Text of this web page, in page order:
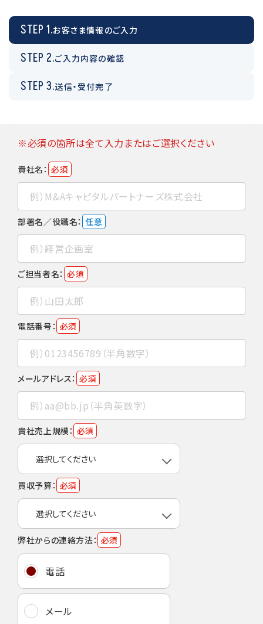
STEP 1.お客さま情報のご入力
STEP 2.ご入力内容の確認
STEP 3.送信・受付完了
※必須の箇所は全て入力またはご選択ください
貴社名： 必須
部署名／役職名： 任意
ご担当者名： 必須
電話番号： 必須
メールアドレス： 必須
貴社売上規模： 必須
買収予算： 必須
弊社からの連絡方法： 必須
電話
メール